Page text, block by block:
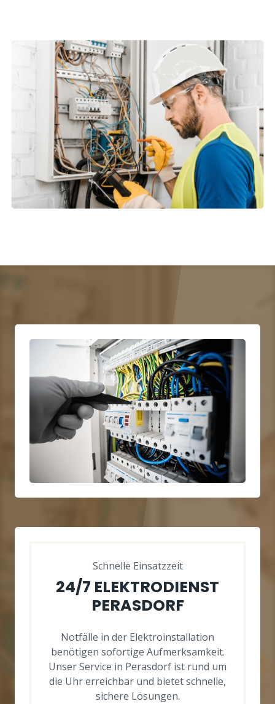
Schnelle Einsatzzeit
24/7 ELEKTRODIENST
PERASDORF
Notfälle in der Elektroinstallation
benötigen sofortige Aufmerksamkeit.
Unser Service in Perasdorf ist rund um
die Uhr erreichbar und bietet schnelle,
sichere Lösungen.